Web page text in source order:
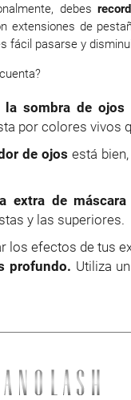
debes
extensiones de
fácil pasarse y
la sombra de
por colores vivos
de ojos está
extra de
y las superiores.
los efectos de tus
profundo. Utiliza un